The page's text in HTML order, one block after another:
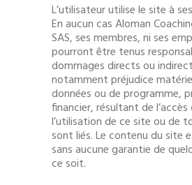
L’utilisateur utilise le site à
En aucun cas Aloman
SAS, ses membres, ni ses
pourront être tenus
dommages directs ou
notamment préjudice
données ou de programme,
financier, résultant de l’accès
l’utilisation de ce site ou de
sont liés. Le contenu du site
sans aucune garantie de
ce soit.